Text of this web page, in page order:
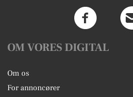
OM VORES DIGITAL
Om os
For annoncører